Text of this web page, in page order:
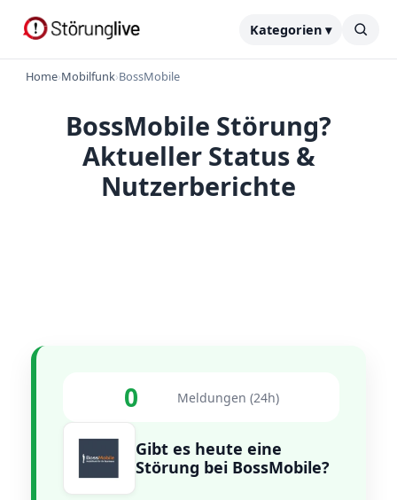
Kategorien ▾
Home›Mobilfunk›BossMobile
BossMobile Störung?
Aktueller Status &
Nutzerberichte
0 Meldungen (24h)
Gibt es heute eine
Störung bei BossMobile?